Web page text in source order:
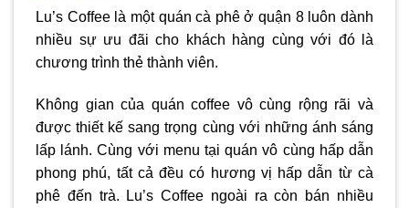
Lu’s Coffee là một quán cà phê ở quận 8 luôn dành
nhiều sự ưu đãi cho khách hàng cùng với đó là
chương trình thẻ thành viên.
Không gian của quán coffee vô cùng rộng rãi và
được thiết kế sang trọng cùng với những ánh sáng
lấp lánh. Cùng với menu tại quán vô cùng hấp dẫn
phong phú, tất cả đều có hương vị hấp dẫn từ cà
phê đến trà. Lu’s Coffee ngoài ra còn bán nhiều